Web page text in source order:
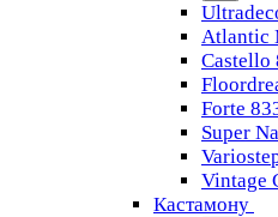
Atlantic
Castello
Forte
Super
Vintage
Кастамону